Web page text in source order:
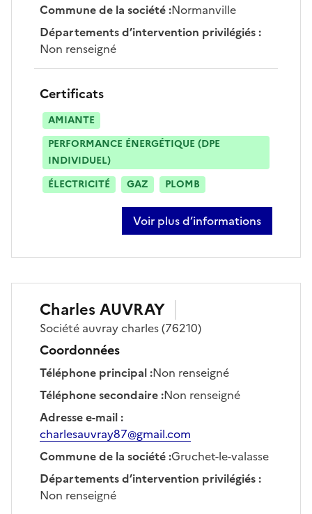
Commune de la société:Normanville
Départements d’intervention privilégiés:
Non renseigné
Certificats
AMIANTE
PERFORMANCE ÉNERGÉTIQUE (DPE
INDIVIDUEL)
ÉLECTRICITÉ
GAZ PLOMB
Voir plus d’informations
sur laurent boyard
Charles AUVRAY
Société auvray charles(76210)
Coordonnées
Téléphone principal:Non renseigné
Téléphone secondaire:Non renseigné
Adresse e-mail:
charlesauvray87@gmail.com
Commune de la société:Gruchet-le-valasse
Départements d’intervention privilégiés:
Non renseigné